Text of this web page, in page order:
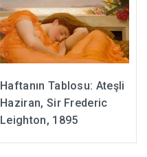
Haftanın Tablosu: Ateşli
Haziran, Sir Frederic
Leighton, 1895